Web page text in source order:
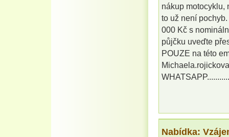
nákup motocyklu,
to už není
000 Kč s
půjčku uveďte
POUZE na této
Nabídka: